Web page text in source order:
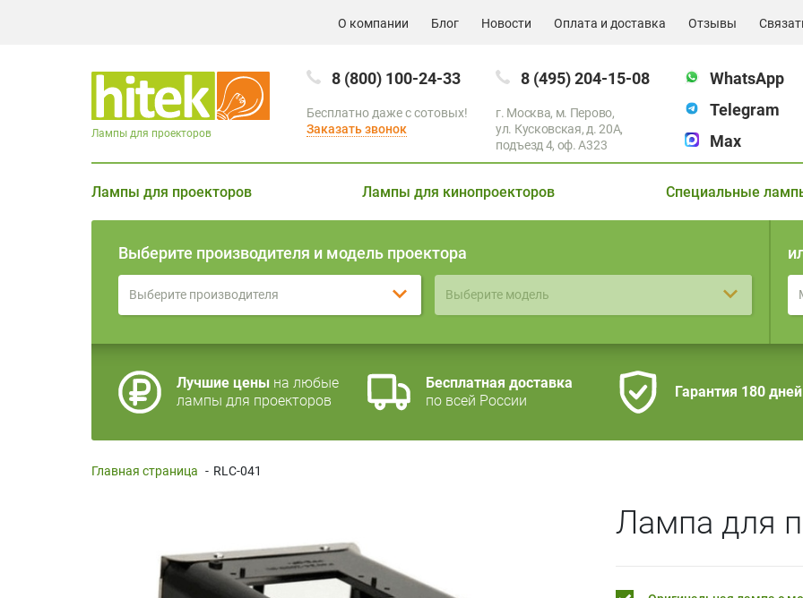
О компании Блог Новости Оплата и доставка Отзывы
8 (800) 100-24-33
Бесплатно даже с сотовых!
Заказать звонок
8 (495) 204-15-08
г. Москва, м. Перово,
ул. Кусковская, д. 20А,
подъезд 4, оф. A323
WhatsApp
Telegram
Max
Лампы для проекторов
Лампы для проекторов Лампы для кинопроекторов Специальные
Выберите производителя и модель проектора
Выберите производителя Выберите модель
Лучшие цены на любые
лампы для проекторов
Бесплатная доставка
по всей России
Гарантия 180 дней
Главная страница - RLC-041
Лампа для